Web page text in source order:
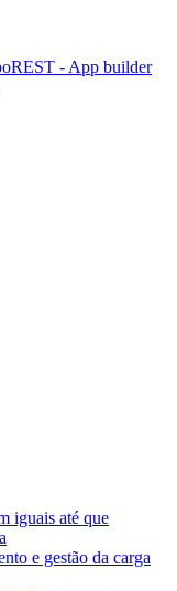
- App builder
iguais até que
e gestão da carga